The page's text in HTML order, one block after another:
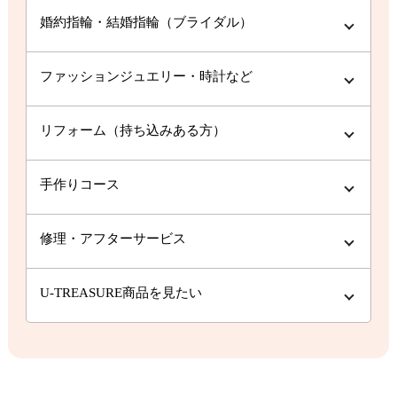
婚約指輪・結婚指輪（ブライダル）
ファッションジュエリー・時計など
リフォーム（持ち込みある方）
手作りコース
修理・アフターサービス
U-TREASURE商品を見たい